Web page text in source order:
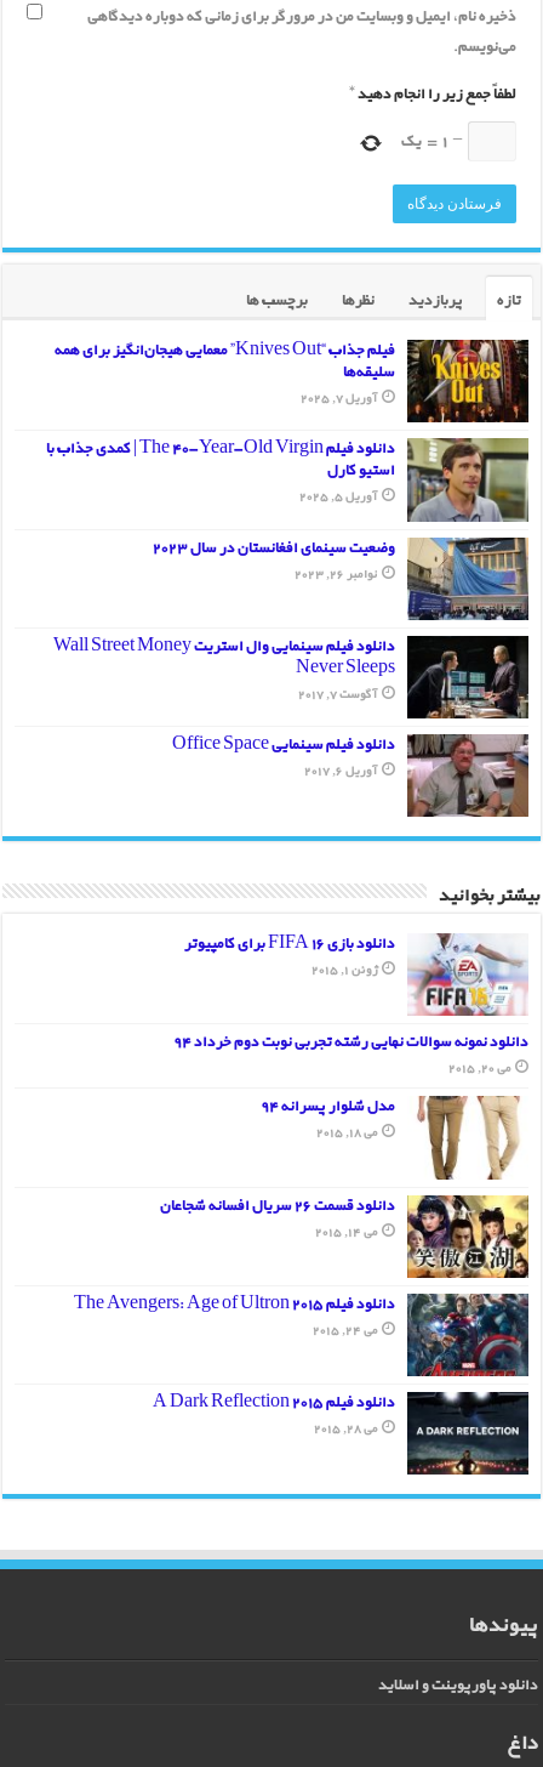
ذخیره نام، ایمیل و وبسایت من در مرورگر برای زمانی که دوباره دیدگاهی
می‌نویسم.
لطفاً جمع زیر را انجام دهید*
−
1
= یک
تازه پربازدید نظرها
برچسب ها
فیلم جذاب “Knives Out” معمایی هیجان‌انگیز برای همه
سلیقه‌ها
آوریل 7, 2025
دانلود فیلم The 40-Year-Old Virgin | کمدی جذاب با
استیو کارل
آوریل 5, 2025
وضعیت سینمای افغانستان در سال 2023
نوامبر 26, 2023
دانلود فیلم سینمایی وال استریت Wall Street Money
Never Sleeps
آگوست 7, 2017
دانلود فیلم سینمایی Office Space
آوریل 6, 2017
بیشتر بخوانید
دانلود بازی FIFA 16 برای کامپیوتر
ژوئن 1, 2015
دانلود نمونه سوالات نهایی رشته تجربی نوبت دوم خرداد 94
می 20, 2015
مدل شلوار پسرانه 94
می 18, 2015
دانلود قسمت 26 سریال افسانه شجاعان
می 14, 2015
دانلود فیلم The Avengers: Age of Ultron 2015
می 24, 2015
دانلود فیلم A Dark Reflection 2015
می 28, 2015
پیوندها
دانلود پاورپوینت و اسلاید
داغ